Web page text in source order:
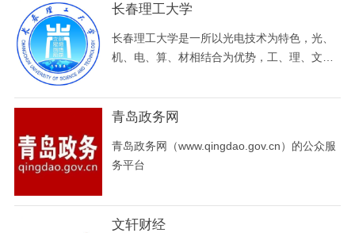
长春理工大学
长春理工大学是一所以光电技术为特色，光、
机、电、算、材相结合为优势，工、理、文、
在校生2万余人。
青岛政务网
青岛政务网（www.qingdao.gov.cn）的公众服
务平台
文轩财经